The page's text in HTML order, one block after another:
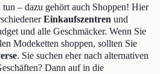
– dazu gehört auch Shoppen! Hier
Einkaufszentren und
und alle Geschmäcker. Wenn Sie
Modeketten shoppen, sollten Sie
. Sie suchen eher nach alternativen
Dann auf in die